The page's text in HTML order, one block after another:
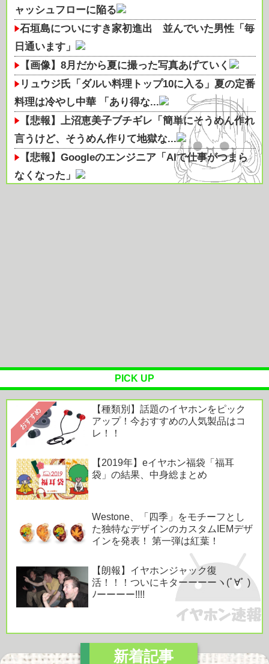
ャッシュフローに陥る
石垣島についにすき家初進出 並んでいた男性「毎
日通います」
【画像】8月だから夏に撮った写真あげていく
リュウジ氏「ダルい料理トップ10に入る」夏の定番
料理は冷やし中華 「あり得な...
【悲報】上沼恵美子ブチギレ「簡単にそうめん作れ
言うけど、そうめん作りて地獄な...
【悲報】Googleのエンジニア「AIで仕事がつまら
なくなった」
Powered by livedoor 相互RSS
PICK UP
おすすめ
【種類別】話題のイヤホンをピック
アップ！今おすすめの人気製品はコ
レ！！
【2019年】eイヤホン福袋「福耳
袋」の結果、中身総まとめ
Westone、「四季」をモチーフとし
た独特なデザインのカスタムIEMデザ
インを発表！ 第一弾は紅葉！
【朗報】イヤホンジャック復
活！！！ついにキターーーーヽ(ﾟ∀ﾟ )
ﾉーーーー!!!!